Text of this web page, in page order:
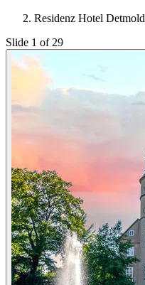
Residenz Hotel Detmold
Slide 1 of 29